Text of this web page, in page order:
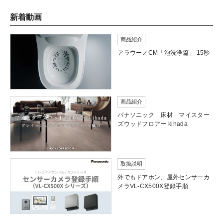
新着動画
商品紹介
アラウーノCM「泡洗浄篇」 15秒
商品紹介
パナソニック 床材 マイスター
ズウッドフロアー kihada
取扱説明
外でもドアホン、屋外センサーカ
メラVL-CX500X登録手順